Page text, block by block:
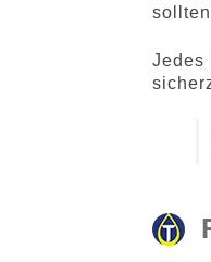
Jedes